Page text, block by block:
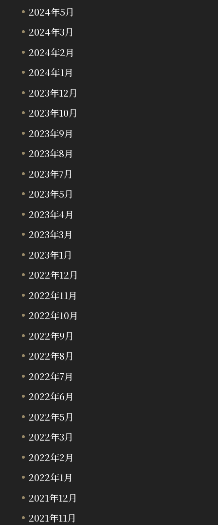
2024年5月
2024年3月
2024年2月
2024年1月
2023年12月
2023年10月
2023年9月
2023年8月
2023年7月
2023年5月
2023年4月
2023年3月
2023年1月
2022年12月
2022年11月
2022年10月
2022年9月
2022年8月
2022年7月
2022年6月
2022年5月
2022年3月
2022年2月
2022年1月
2021年12月
2021年11月